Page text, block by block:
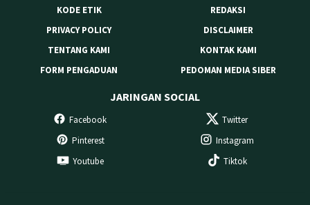
KODE ETIK
REDAKSI
PRIVACY POLICY
DISCLAIMER
TENTANG KAMI
KONTAK KAMI
FORM PENGADUAN
PEDOMAN MEDIA SIBER
JARINGAN SOCIAL
Facebook
Twitter
Pinterest
Instagram
Youtube
Tiktok